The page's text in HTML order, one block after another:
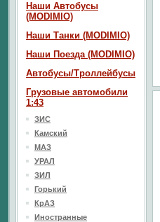
Наши Автобусы
(MODIMIO)
Наши Танки (MODIMIO)
Наши Поезда (MODIMIO)
Автобусы/Троллейбусы
Грузовые автомобили
1:43
ЗИС
Камский
МАЗ
УРАЛ
ЗИЛ
Горький
КрАЗ
Иностранные